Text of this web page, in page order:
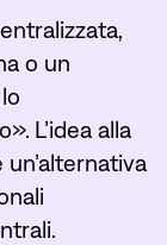
o un
L’idea alla